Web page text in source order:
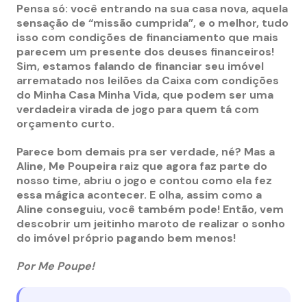
Pensa só: você entrando na sua casa nova, aquela
sensação de “missão cumprida”, e o melhor, tudo
isso com condições de financiamento que mais
parecem um presente dos deuses financeiros!
Sim, estamos falando de financiar seu imóvel
arrematado nos leilões da Caixa com condições
do Minha Casa Minha Vida, que podem ser uma
verdadeira virada de jogo para quem tá com
orçamento curto.
Parece bom demais pra ser verdade, né? Mas a
Aline, Me Poupeira raiz que agora faz parte do
nosso time, abriu o jogo e contou como ela fez
essa mágica acontecer. E olha, assim como a
Aline conseguiu, você também pode! Então, vem
descobrir um jeitinho maroto de realizar o sonho
do imóvel próprio pagando bem menos!
Por Me Poupe!